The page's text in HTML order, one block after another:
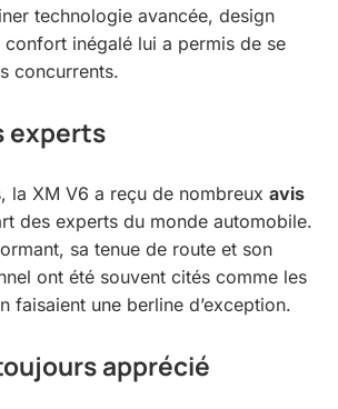
technologie avancée, design
inégalé lui a permis de se
concurrents.
experts
la XM V6 a reçu de nombreux avis
des experts du monde automobile.
sa tenue de route et son
ont été souvent cités comme les
faisaient une berline d’exception.
apprécié